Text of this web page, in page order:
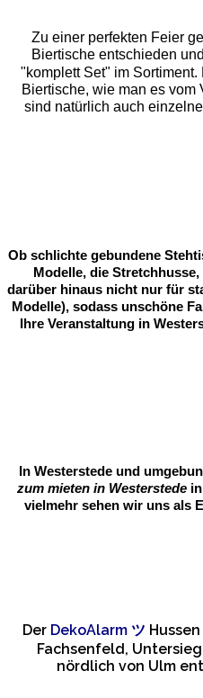
Zu einer perfekten Feier
Biertische entschieden
"komplett Set" im
Biertische, wie man es
sind natürlich auch
Ob schlichte gebundene
Modelle, die
darüber hinaus nicht nur für
Modelle), sodass unschöne
Ihre Veranstaltung in
In Westerstede und
zum mieten in Westerstede
vielmehr sehen wir uns als
Der DekoAlarm ツ
Fachsenfeld,
nördlich von Ulm